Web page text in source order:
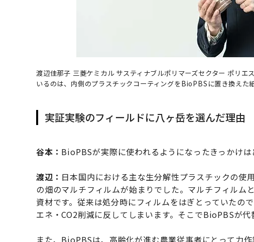
渡辺佳那子 三菱ケミカル サスティナブルポリマーズセクター ポリエ
いるのは、内側のプラスチックコーティングをBioPBSに置き換えた
実証実験のフィールドに八ヶ岳を選んだ理由
谷本： BioPBSが実際に使われるようになったきっかけは
渡辺： 日本国内における主な生分解性プラスチックの使
の畑のマルチフィルムが始まりでした。マルチフィルム
資材です。従来は処分時にフィルムをはぎとっていたの
エネ・CO2削減に反してしまいます。そこでBioPBSが